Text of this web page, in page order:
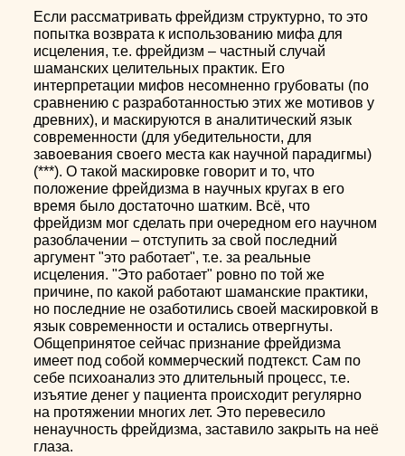
Если рассматривать фрейдизм структурно, то это
попытка возврата к использованию мифа для
исцеления, т.е. фрейдизм – частный случай
шаманских целительных практик. Его
интерпретации мифов несомненно грубоваты (по
сравнению с разработанностью этих же мотивов у
древних), и маскируются в аналитический язык
современности (для убедительности, для
завоевания своего места как научной парадигмы)
(***). О такой маскировке говорит и то, что
положение фрейдизма в научных кругах в его
время было достаточно шатким. Всё, что
фрейдизм мог сделать при очередном его научном
разоблачении – отступить за свой последний
аргумент "это работает", т.е. за реальные
исцеления. "Это работает" ровно по той же
причине, по какой работают шаманские практики,
но последние не озаботились своей маскировкой в
язык современности и остались отвергнуты.
Общепринятое сейчас признание фрейдизма
имеет под собой коммерческий подтекст. Сам по
себе психоанализ это длительный процесс, т.е.
изъятие денег у пациента происходит регулярно
на протяжении многих лет. Это перевесило
ненаучность фрейдизма, заставило закрыть на неё
глаза.